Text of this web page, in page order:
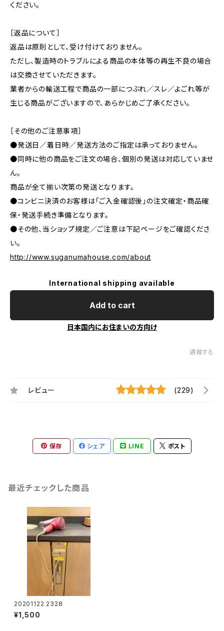
ください。
［返品について］
返品は原則として、受け付けておりません。
ただし、製造時のトラブルによる商品の本体等の再生不良の場合
は交換させていただきます。
業者からの輸送工程で商品の一部につぶれ／スレ／よごれ等が
生じる商品がございますので、あらかじめご了承ください。
［その他のご注意事項］
●発送日／着日時／発送方法のご指定は承っておりません。
●同時に他の商品をご注文の場合、個別の発送は対応していませ
ん。
商品が全て揃い次第の発送となります。
●コンビニ決済のお客様は「ご入金確認後」の注文確定・商品確
保・発送手続き準備となります。
●その他、当ショップ規定／ご注意は下記ページをご確認くださ
い。
http://www.suganumahouse.com/about
International shipping available
Add to cart
日本国内にお住まいの方向け
通報する
レビュー (229)
保存 シェア LINE ポスト
最近チェックした商品
20201122 2328
¥1,500